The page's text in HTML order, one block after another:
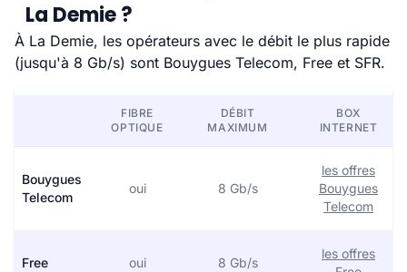
La Demie ?
À La Demie, les opérateurs avec le débit le plus rapide
(jusqu'à 8 Gb/s) sont Bouygues Telecom, Free et SFR.
FIBRE
OPTIQUE
DÉBIT
MAXIMUM
BOX
INTERNET
Bouygues
Telecom
oui 8 Gb/s
les offres
Bouygues
Telecom
Free oui 8 Gb/s
les offres